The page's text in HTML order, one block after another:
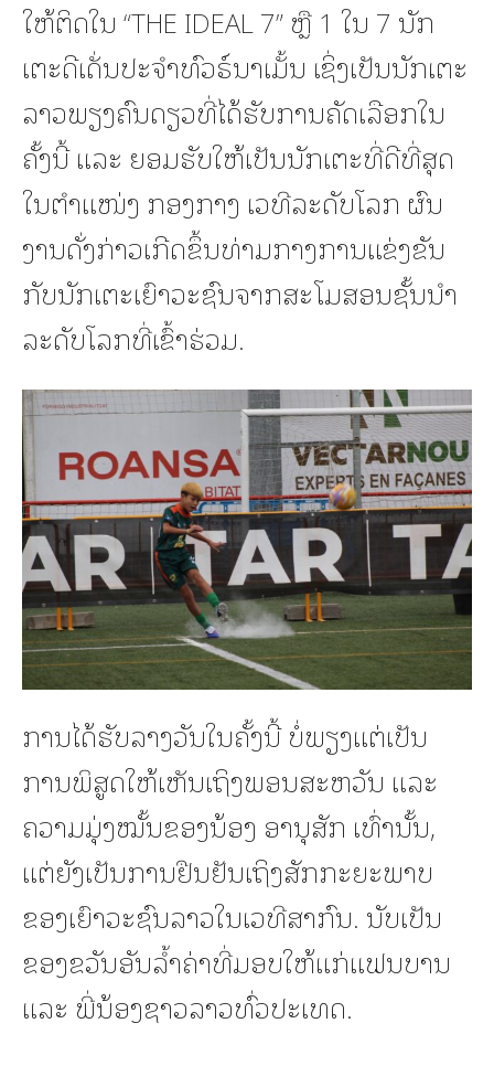
ໃຫ້ຕິດໃນ “THE IDEAL 7” ຫຼື 1 ໃນ 7 ນັກ
ເຕະດີເດັ່ນປະຈຳທົວຣ໌ນາເມັ້ນ ເຊິ່ງເປັນນັກເຕະ
ລາວພຽງຄົນດຽວທີ່ໄດ້ຮັບການຄັດເລືອກໃນ
ຄັ້ງນີ້ ແລະ ຍອມຮັບໃຫ້ເປັນນັກເຕະທີ່ດີທີ່ສຸດ
ໃນຕຳແໜ່ງ ກອງກາງ ເວທີລະດັບໂລກ ຜົນ
ງານດັ່ງກ່າວເກີດຂຶ້ນທ່າມກາງການແຂ່ງຂັນ
ກັບນັກເຕະເຍົາວະຊົນຈາກສະໂມສອນຊັ້ນນຳ
ລະດັບໂລກທີ່ເຂົ້າຮ່ວມ.
ການໄດ້ຮັບລາງວັນໃນຄັ້ງນີ້ ບໍ່ພຽງແຕ່ເປັນ
ການພິສູດໃຫ້ເຫັນເຖິງພອນສະຫວັນ ແລະ
ຄວາມມຸ່ງໝັ້ນຂອງນ້ອງ ອານຸສັກ ເທົ່ານັ້ນ,
ແຕ່ຍັງເປັນການຢືນຢັນເຖິງສັກກະຍະພາບ
ຂອງເຍົາວະຊົນລາວໃນເວທີສາກົນ. ນັບເປັນ
ຂອງຂວັນອັນລ້ຳຄ່າທີ່ມອບໃຫ້ແກ່ແຟນບານ
ແລະ ພີ່ນ້ອງຊາວລາວທົ່ວປະເທດ.